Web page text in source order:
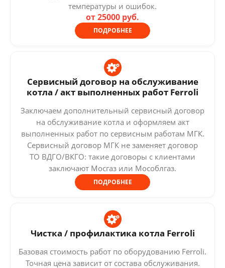
температуры и ошибок.
от 25000 руб.
ПОДРОБНЕЕ
Сервисный договор на обслуживание
котла / акт выполненных работ Ferroli
Заключаем дополнительный сервисный договор
на обслуживание котла и оформляем акт
выполненных работ по сервисным работам МГК.
Сервисный договор МГК не заменяет договор
ТО ВДГО/ВКГО: такие договоры с клиентами
заключают Мосгаз или Мособлгаз.
ПОДРОБНЕЕ
Чистка / профилактика котла Ferroli
Базовая стоимость работ по оборудованию Ferroli.
Точная цена зависит от состава обслуживания.